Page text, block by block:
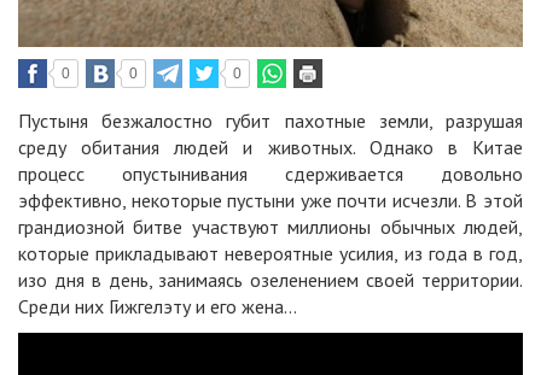
0 0 0
Пустыня безжалостно губит пахотные земли, разрушая
среду обитания людей и животных. Однако в Китае
процесс опустынивания сдерживается довольно
эффективно, некоторые пустыни уже почти исчезли. В этой
грандиозной битве участвуют миллионы обычных людей,
которые прикладывают невероятные усилия, из года в год,
изо дня в день, занимаясь озеленением своей территории.
Среди них Гижгелэту и его жена…